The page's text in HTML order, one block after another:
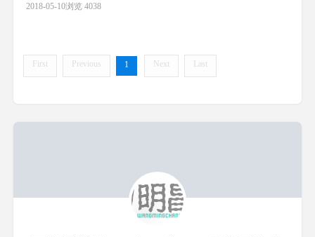
2018-05-10浏览 4038
First Previous 1 Next Last